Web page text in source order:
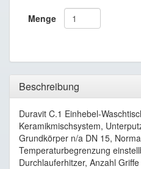
Menge
Beschreibung
Duravit C.1 Einhebel-
Keramikmischsystem,
Grundkörper n/a DN 15,
Temperaturbegrenzung
Durchlauferhitzer, Anzahl Griffe